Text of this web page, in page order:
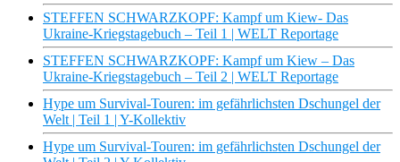
STEFFEN SCHWARZKOPF: Kampf um Kiew- Das
Ukraine-Kriegstagebuch – Teil 1 | WELT Reportage
STEFFEN SCHWARZKOPF: Kampf um Kiew – Das
Ukraine-Kriegstagebuch – Teil 2 | WELT Reportage
Hype um Survival-Touren: im gefährlichsten Dschungel der
Welt | Teil 1 | Y-Kollektiv
Hype um Survival-Touren: im gefährlichsten Dschungel der